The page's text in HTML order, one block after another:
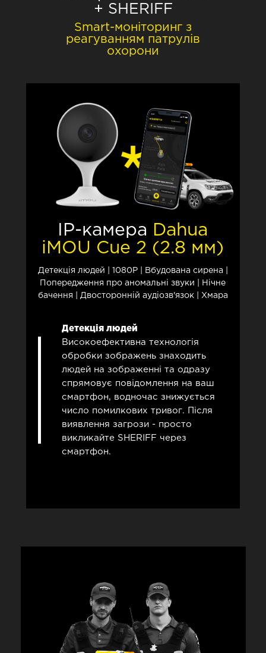
Smart-моніторинг з
реагуванням патрулів
охорони
+ SHERIFF
IP-камера Dahua
iMOU Cue 2 (2.8 мм)
Детекція людей | 1080P | Вбудована сирена |
Попередження про аномальні звуки | Нічне
бачення | Двосторонній аудіозв'язок | Хмара
Детекція людей
Високоефективна технологія
обробки зображень знаходить
людей на зображенні та одразу
спрямовує повідомлення на ваш
смартфон, водночас знижується
число помилкових тривог. Після
виявлення загрози - просто
викликайте SHERIFF через
смартфон.